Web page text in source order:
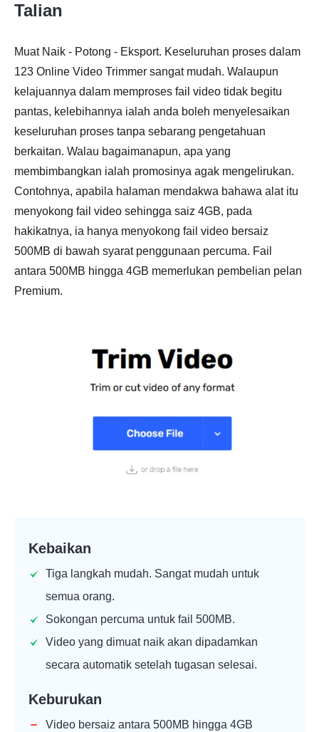
Talian
Muat Naik - Potong - Eksport. Keseluruhan proses dalam
123 Online Video Trimmer sangat mudah. Walaupun
kelajuannya dalam memproses fail video tidak begitu
pantas, kelebihannya ialah anda boleh menyelesaikan
keseluruhan proses tanpa sebarang pengetahuan
berkaitan. Walau bagaimanapun, apa yang
membimbangkan ialah promosinya agak mengelirukan.
Contohnya, apabila halaman mendakwa bahawa alat itu
menyokong fail video sehingga saiz 4GB, pada
hakikatnya, ia hanya menyokong fail video bersaiz
500MB di bawah syarat penggunaan percuma. Fail
antara 500MB hingga 4GB memerlukan pembelian pelan
Premium.
Kebaikan
Tiga langkah mudah. Sangat mudah untuk
semua orang.
Sokongan percuma untuk fail 500MB.
Video yang dimuat naik akan dipadamkan
secara automatik setelah tugasan selesai.
Keburukan
Video bersaiz antara 500MB hingga 4GB